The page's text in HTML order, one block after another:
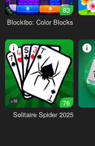
83
Blockibo: Color Blocks
76
18+
Solitaire Spider 2025